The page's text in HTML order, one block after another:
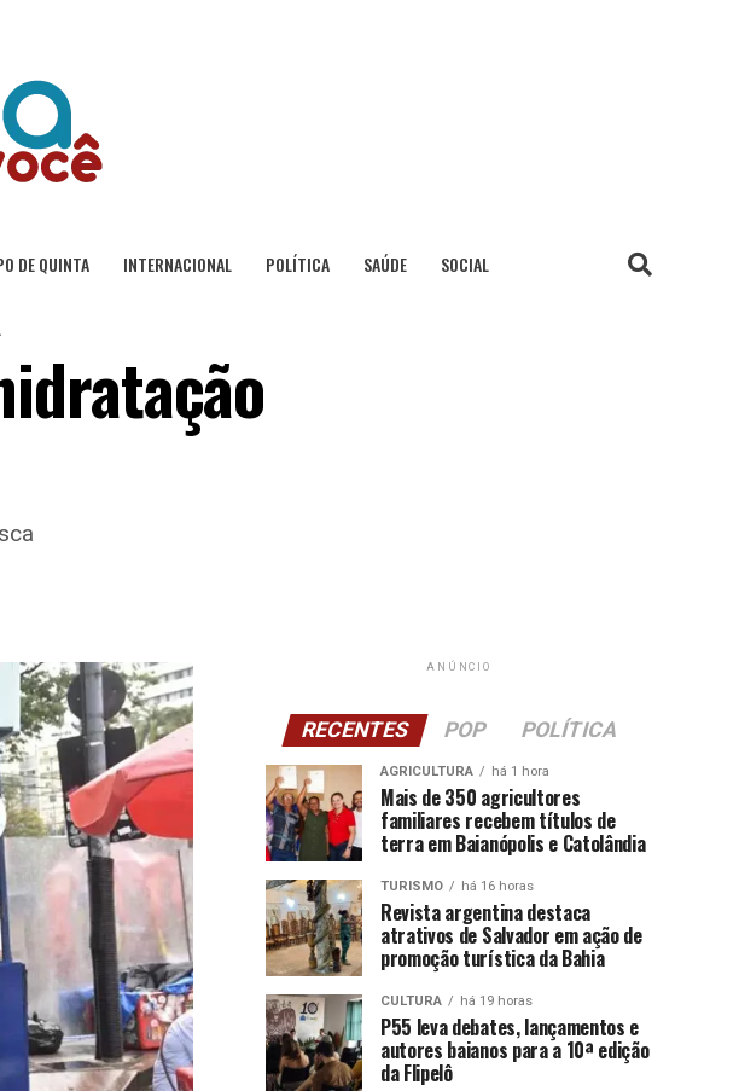
DE QUINTA INTERNACIONAL POLÍTICA SAÚDE SOCIAL
ANÚNCIO
RECENTES POP POLÍTICA
AGRICULTURA há 1 hora
Mais de 350 agricultores
familiares recebem títulos de
terra em Baianópolis e Catolândia
TURISMO há 16 horas
Revista argentina destaca
atrativos de Salvador em ação de
promoção turística da Bahia
CULTURA há 19 horas
P55 leva debates, lançamentos e
autores baianos para a 10ª edição
da Flipelô